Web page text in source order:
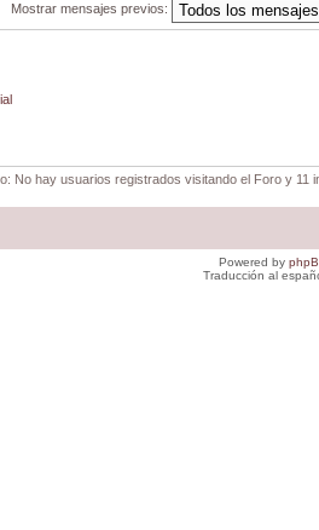
Mostrar mensajes previos:
No hay usuarios registrados visitando el Foro y 11
Powered by
Traducción al